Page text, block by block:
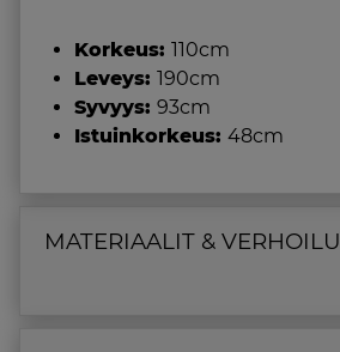
Korkeus: 110cm
Leveys: 190cm
Syvyys: 93cm
Istuinkorkeus: 48cm
MATERIAALIT & VERHOILU